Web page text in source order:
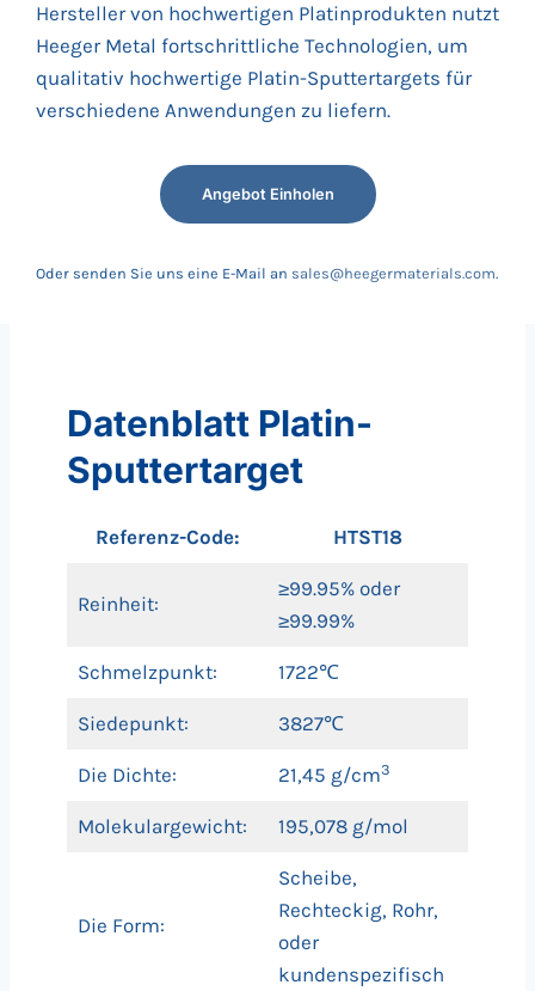
Hersteller von hochwertigen Platinprodukten nutzt
Heeger Metal fortschrittliche Technologien, um
qualitativ hochwertige Platin-Sputtertargets für
verschiedene Anwendungen zu liefern.
Angebot Einholen
Oder senden Sie uns eine E-Mail an sales@heegermaterials.com.
Datenblatt Platin-
Sputtertarget
Referenz-Code: HTST18
Reinheit:
≥99.95% oder
≥99.99%
Schmelzpunkt: 1722℃
Siedepunkt: 3827℃
Die Dichte: 21,45 g/cm3
Molekulargewicht: 195,078 g/mol
Die Form:
Scheibe,
Rechteckig, Rohr,
oder
kundenspezifisch